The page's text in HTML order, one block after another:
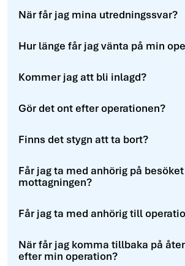
När får jag mina utredningssvar?
Hur länge får jag vänta på min
Kommer jag att bli inlagd?
Gör det ont efter operationen?
Finns det stygn att ta bort?
Får jag ta med anhörig på
mottagningen?
Får jag ta med anhörig till
När får jag komma tillbaka på
efter min operation?